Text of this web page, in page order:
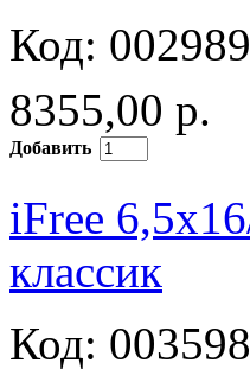
Код:
8355,00 р.
Добавить
iFree
классик
Код: